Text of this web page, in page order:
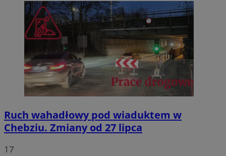
Ruch wahadłowy pod wiaduktem w
Chebziu. Zmiany od 27 lipca
17